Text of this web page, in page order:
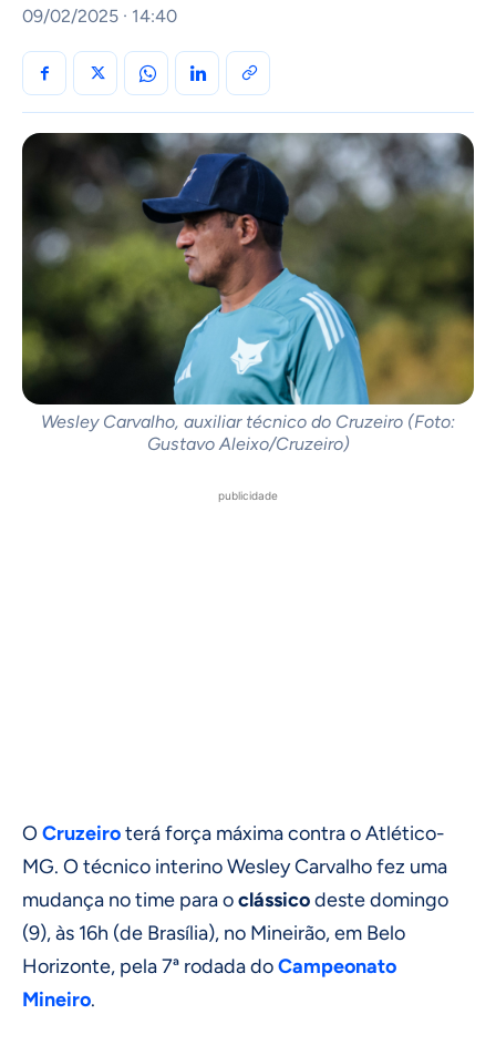
09/02/2025 · 14:40
Wesley Carvalho, auxiliar técnico do Cruzeiro (Foto:
Gustavo Aleixo/Cruzeiro)
publicidade
OCruzeiroterá força máxima contra o Atlético-
MG. O técnico interino Wesley Carvalho fez uma
mudança no time para oclássicodeste domingo
(9), às 16h (de Brasília), no Mineirão, em Belo
Horizonte, pela 7ª rodada doCampeonato
Mineiro.